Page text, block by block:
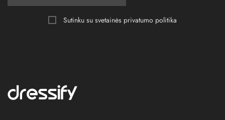
Sutinku su svetainės privatumo politika